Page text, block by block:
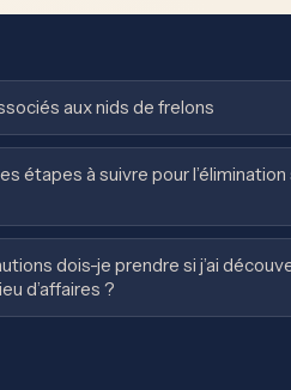
aux nids de frelons
étapes à suivre pour l’élimination
dois-je prendre si j’ai
d’affaires ?